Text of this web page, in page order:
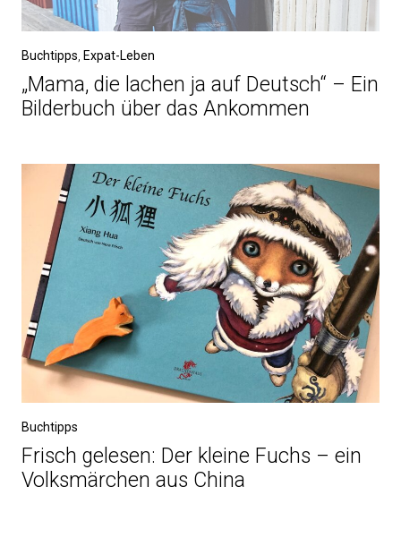
Buchtipps Expat-Leben
„Mama, die lachen ja auf Deutsch“ – Ein
Bilderbuch über das Ankommen
Buchtipps
Frisch gelesen: Der kleine Fuchs – ein
Volksmärchen aus China